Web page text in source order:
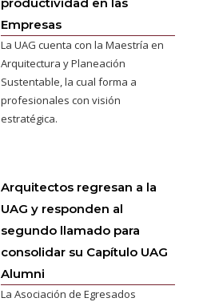
Empresas
La UAG cuenta con la Maestría en
Arquitectura y Planeación
Sustentable, la cual forma a
profesionales con visión
estratégica.
Arquitectos regresan a la
UAG y responden al
segundo llamado para
consolidar su Capítulo UAG
Alumni
La Asociación de Egresados